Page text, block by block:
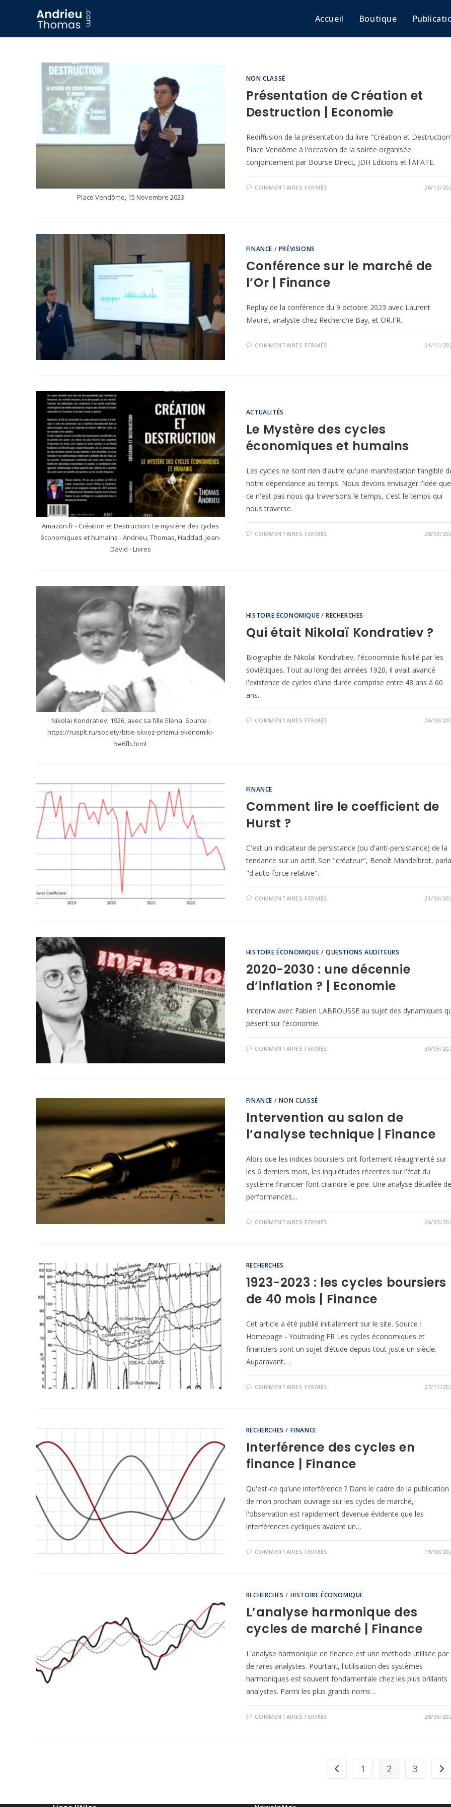
Accueil Boutique
Place Vendôme, 15 Novembre 2023
NON CLASSÉ
Présentation de Création et
Destruction | Economie
Rediffusion de la présentation du livre "Création et
Place Vendôme à l'occasion de la soirée organisée
conjointement par Bourse Direct, JDH Editions et l'AFATE.
COMMENTAIRES FERMÉS 20/12/
FINANCE / PRÉVISIONS
Conférence sur le marché de
l’Or | Finance
Replay de la conférence du 9 octobre 2023 avec Laurent
Maurel, analyste chez Recherche Bay, et OR.FR.
COMMENTAIRES FERMÉS 01/11/
Amazon.fr - Création et Destruction: Le mystère des cycles
économiques et humains - Andrieu, Thomas, Haddad, Jean-
David - Livres
ACTUALITÉS
Le Mystère des cycles
économiques et humains
Les cycles ne sont rien d'autre qu'une manifestation tangible
notre dépendance au temps. Nous devons envisager l'idée que
ce n'est pas nous qui traversons le temps, c'est le temps qui
nous traverse.
COMMENTAIRES FERMÉS 28/09/
Nikolai Kondratiev, 1926, avec sa fille Elena. Source :
https://rusplt.ru/society/bitie-skvoz-prizmu-ekonomiki-
5e6fb.html
HISTOIRE ÉCONOMIQUE /RECHERCHES
Qui était Nikolaï Kondratiev ?
Biographie de Nikolaï Kondratiev, l'économiste fusillé par les
soviétiques. Tout au long des années 1920, il avait avancé
l'existence de cycles d'une durée comprise entre 48 ans à 60
ans.
COMMENTAIRES FERMÉS 06/09/
FINANCE
Comment lire le coefficient de
Hurst ?
C'est un indicateur de persistance (ou d'anti-persistance) de la
tendance sur un actif. Son "créateur", Benoît Mandelbrot,
"d'auto force relative".
COMMENTAIRES FERMÉS 21/06/
HISTOIRE ÉCONOMIQUE /QUESTIONS AUDITEURS
2020-2030 : une décennie
d’inflation ? | Economie
Interview avec Fabien LABROUSSE au sujet des dynamiques
pèsent sur l'économie.
COMMENTAIRES FERMÉS 30/05/
FINANCE / NON CLASSÉ
Intervention au salon de
l’analyse technique | Finance
Alors que les indices boursiers ont fortement réaugmenté sur
les 6 derniers mois, les inquiétudes récentes sur l'état du
système financier font craindre le pire. Une analyse détaillée
performances…
COMMENTAIRES FERMÉS 26/03/
RECHERCHES
1923-2023 : les cycles boursiers
de 40 mois | Finance
Cet article a été publié initialement sur le site. Source :
Homepage - Youtrading FR Les cycles économiques et
financiers sont un sujet d’étude depuis tout juste un siècle.
Auparavant,…
COMMENTAIRES FERMÉS 27/11/
RECHERCHES / FINANCE
Interférence des cycles en
finance | Finance
Qu'est-ce qu'une interférence ? Dans le cadre de la publication
de mon prochain ouvrage sur les cycles de marché,
l'observation est rapidement devenue évidente que les
interférences cycliques avaient un…
COMMENTAIRES FERMÉS 19/08/
RECHERCHES / HISTOIRE ÉCONOMIQUE
L’analyse harmonique des
cycles de marché | Finance
L'analyse harmonique en finance est une méthode utilisée par
de rares analystes. Pourtant, l'utilisation des systèmes
harmoniques est souvent fondamentale chez les plus brillants
analystes. Parmi les plus grands noms…
COMMENTAIRES FERMÉS 28/06/
1 2 3